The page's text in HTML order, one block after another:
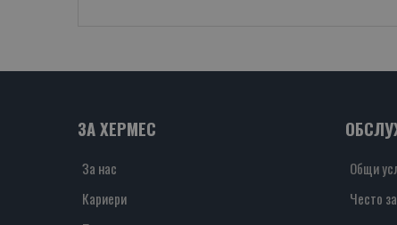
ЗА ХЕРМЕС
За нас
Кариери
Общи
Често